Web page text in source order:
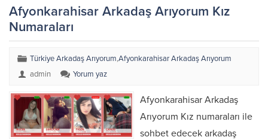
Afyonkarahisar Arkadaş Arıyorum Kız
Numaraları
Türkiye Arkadaş Arıyorum,Afyonkarahisar Arkadaş Arıyorum
admin
Yorum yaz
Afyonkarahisar Arkadaş
Arıyorum Kız numaraları ile
sohbet edecek arkadaş